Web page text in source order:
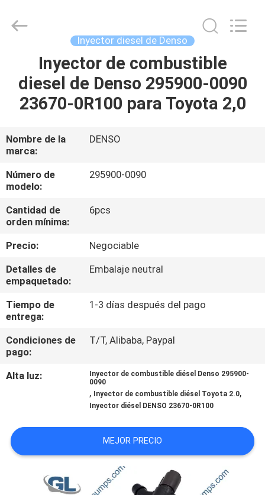
CASA
LOS
VÍDEOS
SOBRE
NOSOTROS
RECORRIDO
LA
FÁBRICA
CONTROL
SOLICITAR
Parts
Inyector diesel de Denso
Inyector de combustible
diesel de Denso 295900-0090
23670-0R100 para Toyota 2,0
Nombre de la
marca:
DENSO
Número de
modelo:
295900-0090
Cantidad de
orden mínima:
6pcs
Precio:
Negociable
Detalles de
empaquetado:
Embalaje neutral
Tiempo de
entrega:
1-3 días después del pago
Condiciones de
pago:
T/T, Alibaba, Paypal
Alta luz:
Inyector de combustible diésel Denso 295900-
0090
, Inyector de combustible diésel Toyota 2.0,
Inyector diésel DENSO 23670-0R100
MEJOR PRECIO